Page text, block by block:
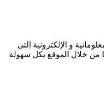
و الإلكترونية التى
من خلال الموقع بكل سهولة